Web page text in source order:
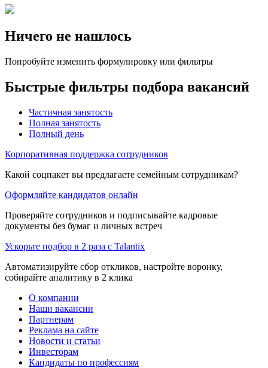
Ничего не нашлось
Попробуйте изменить формулировку или фильтры
Быстрые фильтры подбора вакансий
Частичная занятость
Полная занятость
Полный день
Корпоративная поддержка сотрудников
Какой соцпакет вы предлагаете семейным сотрудникам?
Оформляйте кандидатов онлайн
Проверяйте сотрудников и подписывайте кадровые
документы без бумаг и личных встреч
Ускорьте подбор в 2 раза с Talantix
Автоматизируйте сбор откликов, настройте воронку,
собирайте аналитику в 2 клика
О компании
Наши вакансии
Партнерам
Реклама на сайте
Новости и статьи
Инвесторам
Кандидаты по профессиям